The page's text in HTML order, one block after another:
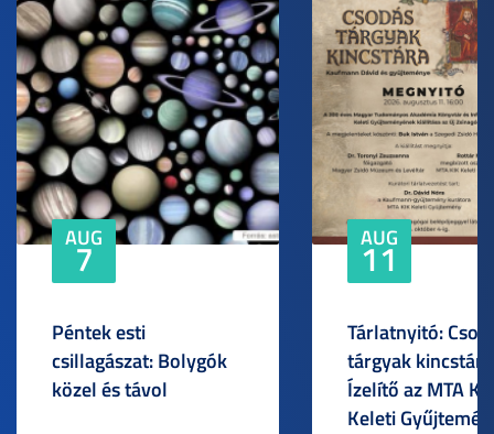
AUG
7
Péntek esti
csillagászat: Bolygók
közel és távol
AUG
11
Tárlatnyitó:
tárgyak
Ízelítő az MTA
Keleti